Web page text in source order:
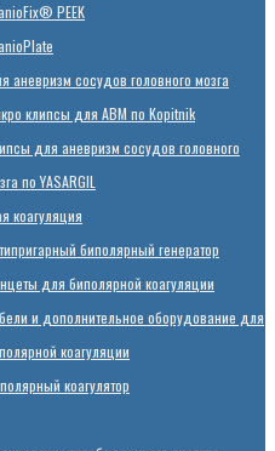
PEEK
аневризм сосудов головного мозга
клипсы для АВМ по Kopitnik
для аневризм сосудов головного
по YASARGIL
коагуляция
биполярный генератор
для биполярной коагуляции
и дополнительное оборудование для
коагуляции
коагулятор